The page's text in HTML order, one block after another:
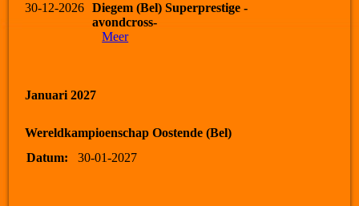
30-12-2026
Diegem (Bel) Superprestige -
avondcross-
Meer
Januari 2027
Wereldkampioenschap Oostende (Bel)
Datum:
30-01-2027